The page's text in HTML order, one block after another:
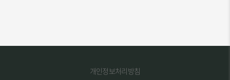
개인정보처리방침